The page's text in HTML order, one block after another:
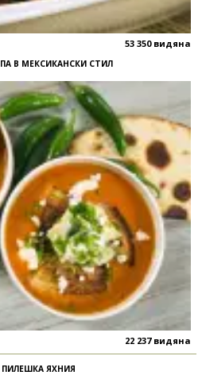
53 350 видяна
В МЕКСИКАНСКИ СТИЛ
22 237 видяна
ЯХНИЯ